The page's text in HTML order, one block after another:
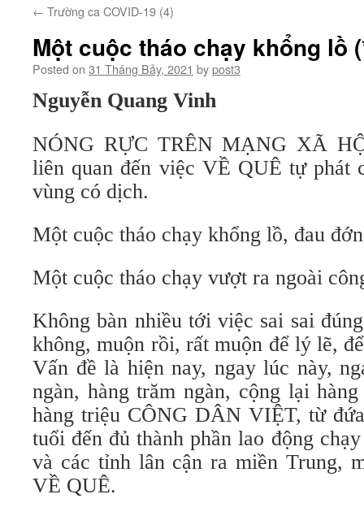
← Trường ca COVID-19 (4)
Một cuộc tháo chạy khổng lồ
Posted on 31 Tháng Bảy, 2021 bypost3
Nguyễn Quang Vinh
NÓNG RỰC TRÊN MẠNG XÃ
liên quan đến việc VỀ QUÊ tự phát
vùng có dịch.
Một cuộc tháo chạy khổng lồ, đau
Một cuộc tháo chạy vượt ra ngoài
Không bàn nhiều tới việc sai sai
không, muộn rồi, rất muộn để lý lẽ,
Vấn đề là hiện nay, ngay lúc này,
ngàn, hàng trăm ngàn, cộng lại
hàng triệu CÔNG DÂN VIỆT, từ
tuổi đến đủ thành phần lao động
và các tỉnh lân cận ra miền Trung,
VỀ QUÊ.